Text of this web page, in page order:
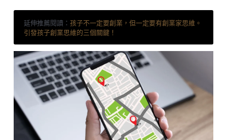
延伸推薦閱讀： 孩子不一定要創業，但一定要有創業家思維。
引發孩子創業思維的三個關鍵！